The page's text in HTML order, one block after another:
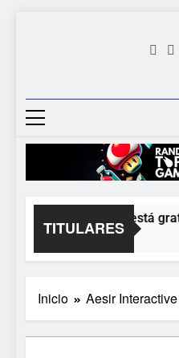
TITULARES
Moonlighter está
4 Horas Atrás
Inicio Aesir Interactive